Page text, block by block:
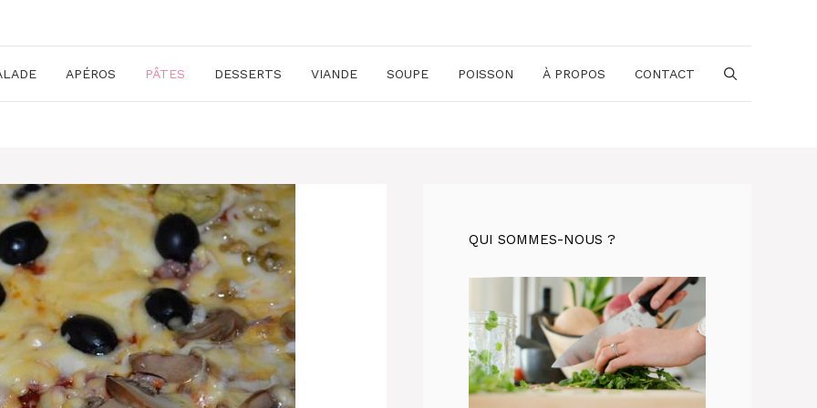
APÉROS PÂTES DESSERTS VIANDE SOUPE POISSON À PROPOS CONTACT
QUI SOMMES-NOUS ?